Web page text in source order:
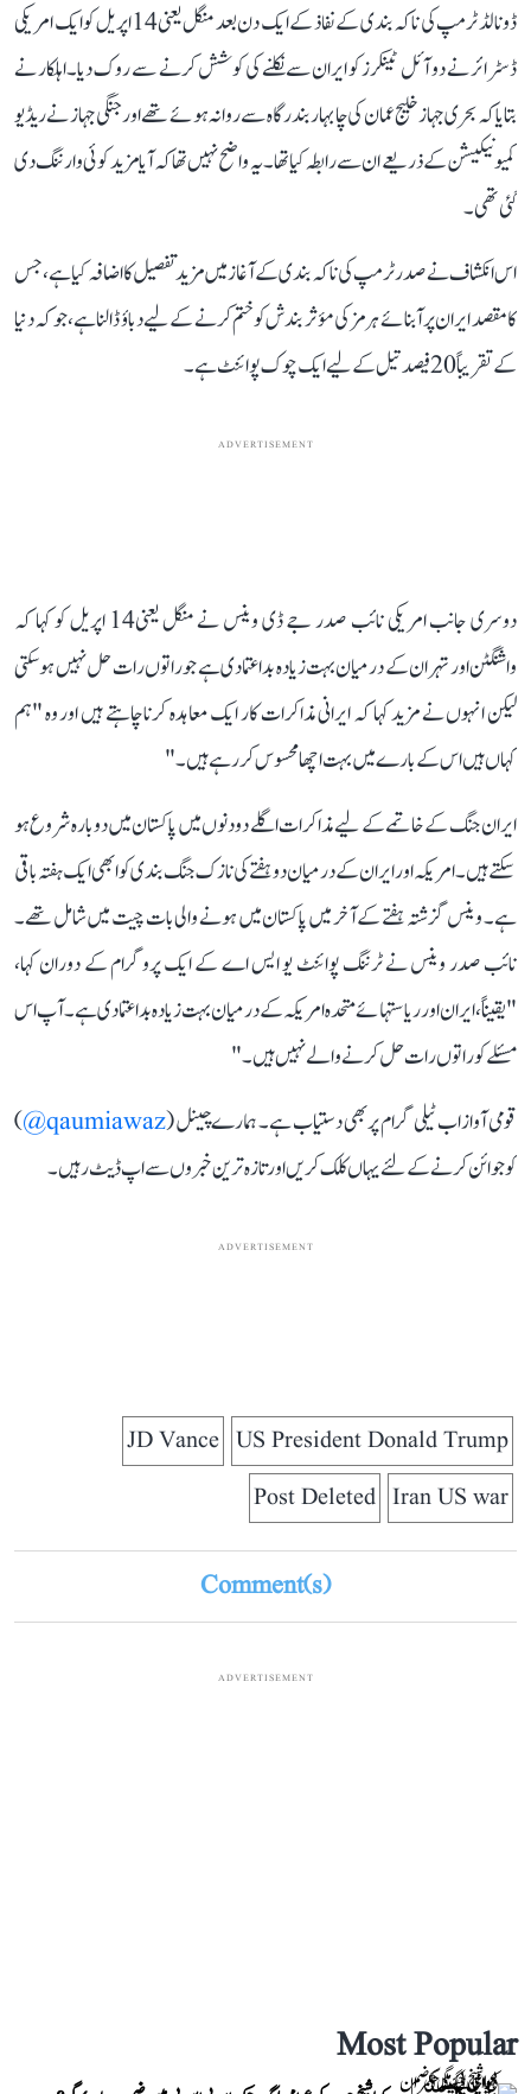
ڈونالڈ ٹرمپ کی ناکہ بندی کے نفاذ کے ایک دن بعد منگل یعنی14 اپریل کو ایک امریکی
ڈسٹرائر نے دو آئل ٹینکرز کو ایران سے نکلنے کی کوشش کرنے سے روک دیا۔اہلکار نے
بتایا کہ بحری جہاز خلیج عمان کی چابہار بندرگاہ سے روانہ ہوئے تھے اور جنگی جہاز نے ریڈیو
کمیونیکیشن کے ذریعے ان سے رابطہ کیا تھا۔ یہ واضح نہیں تھا کہ آیا مزید کوئی وارننگ دی
گئی تھی۔
اس انکشاف نے صدر ٹرمپ کی ناکہ بندی کے آغاز میں مزید تفصیل کا اضافہ کیا ہے، جس
کا مقصد ایران پر آبنائے ہرمز کی مؤثر بندش کو ختم کرنے کے لیے دباؤ ڈالنا ہے، جو کہ دنیا
کے تقریباً 20 فیصد تیل کے لیے ایک چوک پوائنٹ ہے۔
ADVERTISEMENT
دوسری جانب امریکی نائب صدر جے ڈی وینس نے منگل یعنی14 اپریل کو کہا کہ
واشنگٹن اور تہران کے درمیان بہت زیادہ بداعتمادی ہے جو راتوں رات حل نہیں ہو سکتی
لیکن انہوں نے مزید کہا کہ ایرانی مذاکرات کار ایک معاہدہ کرنا چاہتے ہیں اور وہ "ہم
کہاں ہیں اس کے بارے میں بہت اچھا محسوس کر رہے ہیں۔"
ایران جنگ کے خاتمے کے لیے مذاکرات اگلے دو دنوں میں پاکستان میں دوبارہ شروع ہو
سکتے ہیں۔امریکہ اور ایران کے درمیان دو ہفتے کی نازک جنگ بندی کو ابھی ایک ہفتہ باقی
ہے۔ وینس گزشتہ ہفتے کے آخر میں پاکستان میں ہونے والی بات چیت میں شامل تھے۔
نائب صدر وینس نے ٹرننگ پوائنٹ یو ایس اے کے ایک پروگرام کے دوران کہا،
"یقیناً، ایران اور ریاستہائے متحدہ امریکہ کے درمیان بہت زیادہ بداعتمادی ہے۔ آپ اس
مسئلے کو راتوں رات حل کرنے والے نہیں ہیں۔"
قومی آواز اب ٹیلی گرام پر بھی دستیاب ہے۔ ہمارے چینل (qaumiawaz@
)
کو جوائن کرنے کے لئے یہاں کلک کریں اور تازہ ترین خبروں سے اپ ڈیٹ رہیں۔
ADVERTISEMENT
US President Donald Trump
JD Vance
Iran US war
Post Deleted
Comment(s)
ADVERTISEMENT
Most Popular